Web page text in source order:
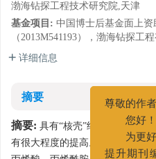
渤海钻探工程技术研究院,天津
基金项目: 中国博士后基金面上资
（2013M541193），渤海钻探工
详细信息
摘要
摘要: 具有“核壳”结构的材料的
有很大程度的提高。采用微乳液
尊敬的作
您好！
为更